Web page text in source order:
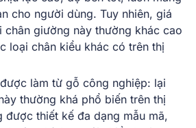
cho người dùng. Tuy nhiên, giá
chân giường này thường khác cao
loại chân kiểu khác có trên thị
làm từ gỗ công nghiệp: lại
thường khá phổ biến trên thị
được thiết kế đa dạng mẫu mã,